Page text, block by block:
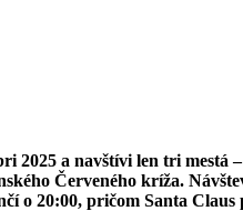
2025 a navštívi len tri
Červeného kríža.
o 20:00, pričom Santa